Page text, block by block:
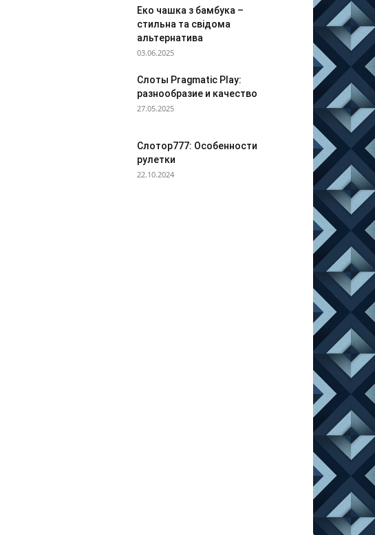
Еко чашка з бамбука –
стильна та свідома
альтернатива
03.06.2025
Слоты Pragmatic Play:
разнообразие и качество
27.05.2025
Слотор777: Особенности
рулетки
22.10.2024